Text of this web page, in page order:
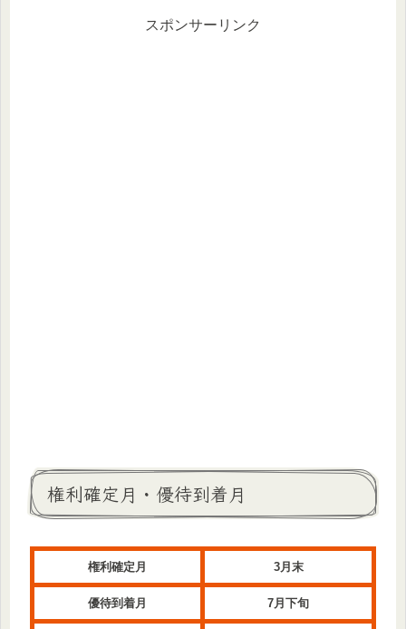
スポンサーリンク
権利確定月・優待到着月
権利確定月 3月末
優待到着月 7月下旬